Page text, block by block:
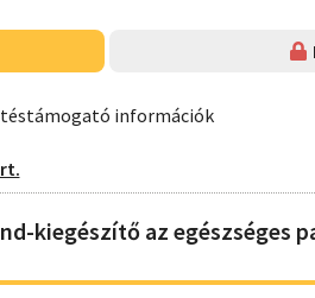
információk
kiegészítő az egészséges